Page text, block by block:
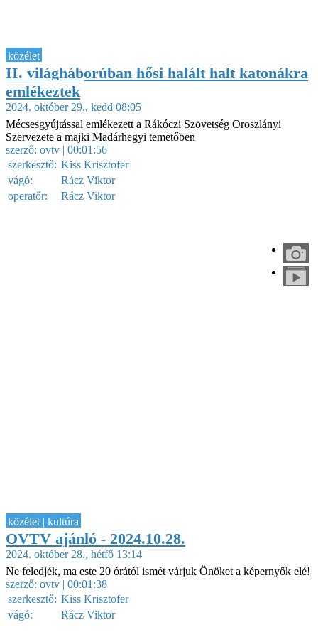
közélet
II. világháborúban hősi halált halt katonákra
emlékeztek
2024. október 29., kedd 08:05
Mécsesgyújtással emlékezett a Rákóczi Szövetség Oroszlányi
Szervezete a majki Madárhegyi temetőben
szerző: ovtv | 00:01:56
szerkesztő: Kiss Krisztofer
vágó:
Rácz Viktor
operatőr:
Rácz Viktor
közélet | kultúra
OVTV ajánló - 2024.10.28.
2024. október 28., hétfő 13:14
Ne feledjék, ma este 20 órától ismét várjuk Önöket a képernyők elé!
szerző: ovtv | 00:01:38
szerkesztő: Kiss Krisztofer
vágó:
Rácz Viktor